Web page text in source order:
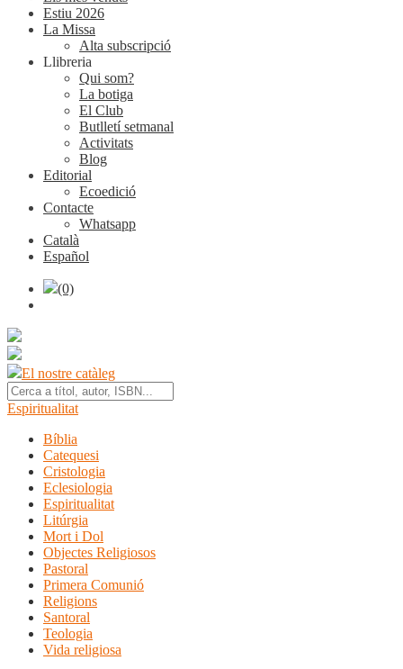
Estiu 2026
La Missa
Alta subscripció
Llibreria
Qui som?
La botiga
El Club
Butlletí setmanal
Activitats
Blog
Editorial
Ecoedició
Contacte
Whatsapp
Català
Español
(0)
El nostre catàleg
Espiritualitat
Bíblia
Catequesi
Cristologia
Eclesiologia
Espiritualitat
Litúrgia
Mort i Dol
Objectes Religiosos
Pastoral
Primera Comunió
Religions
Santoral
Teologia
Vida religiosa